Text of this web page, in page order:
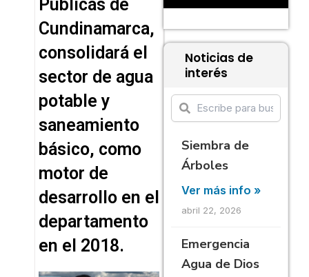
Públicas de
Cundinamarca,
consolidará el
sector de agua
potable y
saneamiento
básico, como
motor de
desarrollo en el
departamento
en el 2018.
Noticias de
interés
Siembra de
Árboles
Ver más info »
abril 22, 2026
Emergencia
Agua de Dios